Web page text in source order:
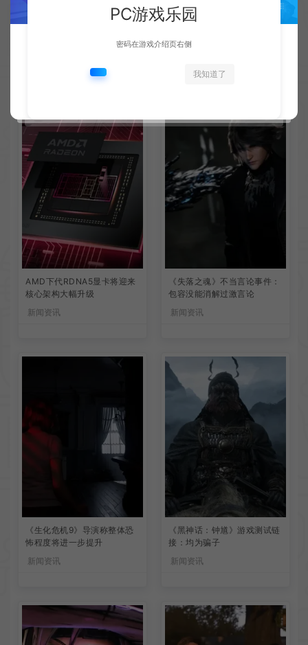
AMD下代RDNA5显卡将迎来
核心架构大幅升级
新闻资讯
《失落之魂》不当言论事件：
包容没能消解过激言论
新闻资讯
《生化危机9》导演称整体恐
怖程度将进一步提升
新闻资讯
《黑神话：钟馗》游戏测试链
接：均为骗子
新闻资讯
PC游戏乐园
密码在游戏介绍页右侧
我知道了